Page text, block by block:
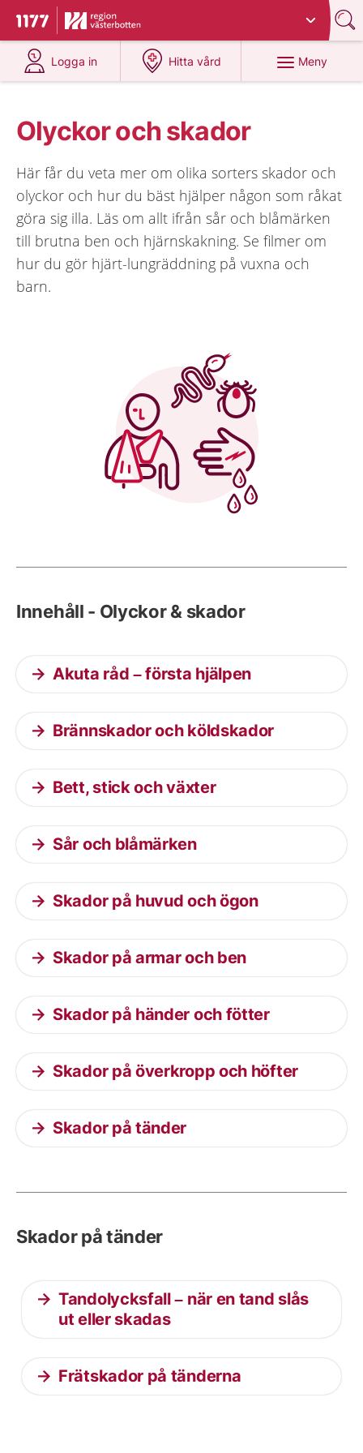
Till startsidan för 1177
Du har valt region
Logga in
på 1177.se
Hitta vård
på 1177.se
Meny
Olyckor och skador
Här får du veta mer om olika sorters skador och
olyckor och hur du bäst hjälper någon som råkat
göra sig illa. Läs om allt ifrån sår och blåmärken
till brutna ben och hjärnskakning. Se filmer om
hur du gör hjärt-lungräddning på vuxna och
barn.
Innehåll - Olyckor & skador
Akuta råd – första hjälpen
Brännskador och köldskador
Bett, stick och växter
Sår och blåmärken
Skador på huvud och ögon
Skador på armar och ben
Skador på händer och fötter
Skador på överkropp och höfter
Skador på tänder
Skador på tänder
Tandolycksfall – när en tand slås
ut eller skadas
Frätskador på tänderna